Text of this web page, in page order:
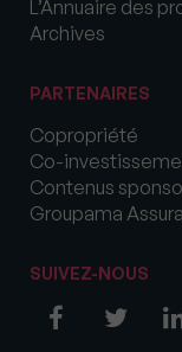
L’Annuaire des
Archives
PARTENAIRES
Copropriété
Co-
Contenus
Groupama
SUIVEZ-NOUS